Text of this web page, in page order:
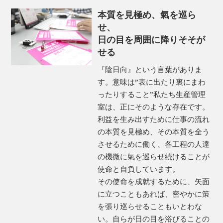
本質を見極め、氣を巡ら
せ、
日の目を周囲に降りそそが
せる
『陰日向』という言葉がありま
す。意味は”表に出たり裏にまわ
ったりすること”私たち生産管理
室は、正にそのような存在です。
利益を生み出すために仕事の流れ
の本質を見極め、その本質を全う
させるために働く、各工程の人達
の機微に氣を巡らせ続けることが
使命と自負しています。
その使命を成就するために、矢面
に立つこともあれば、密やかに策
を張り巡らせることもいとわな
い。自らが日の目を浴びることの